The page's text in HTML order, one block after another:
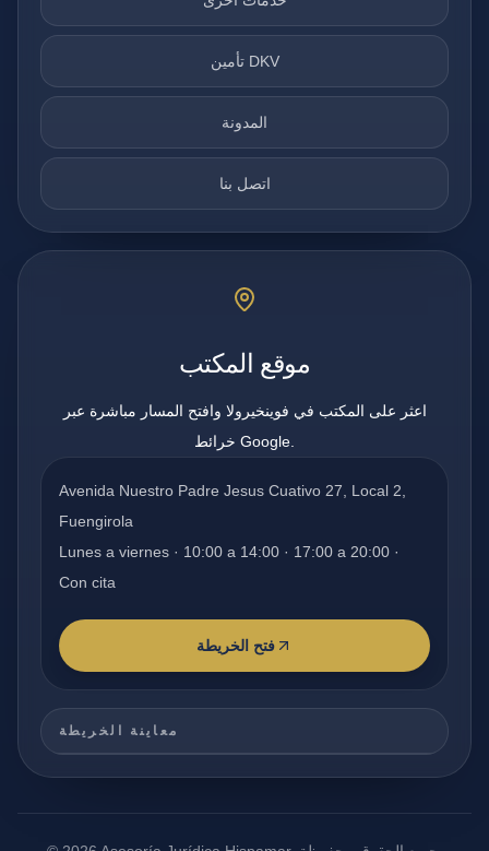
تأمين DKV
المدونة
اتصل بنا
موقع المكتب
اعثر على المكتب في فوينخيرولا وافتح المسار مباشرة عبر
خرائط Google.
Avenida Nuestro Padre Jesus Cuativo 27, Local 2,
Fuengirola
Lunes a viernes · 10:00 a 14:00 · 17:00 a 20:00 ·
Con cita
فتح الخريطة
معاينة الخريطة